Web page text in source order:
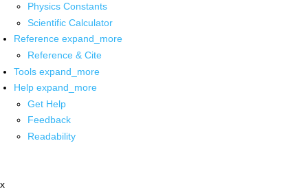
Physics Constants
Scientific Calculator
Reference expand_more
Reference & Cite
Tools expand_more
Help expand_more
Get Help
Feedback
Readability
x